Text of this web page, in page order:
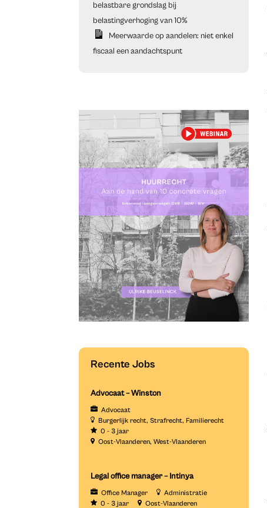
belastbare grondslag bij
belastingverhoging van 10%
Meerwaarde op aandelen: niet enkel
fiscaal een aandachtspunt
Recente Jobs
Advocaat – Winston
Advocaat
Burgerlijk recht Strafrecht Familierecht
0 - 3 jaar
Oost-Vlaanderen West-Vlaanderen
Legal office manager – Intinya
Office Manager
Administratie
0 - 3 jaar
Oost-Vlaanderen